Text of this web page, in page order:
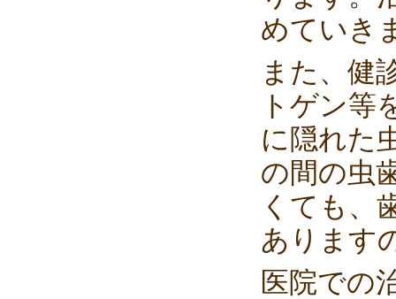
めていき
また、健
トゲン等
に隠れた
の間の虫
くても、
あります
医院での